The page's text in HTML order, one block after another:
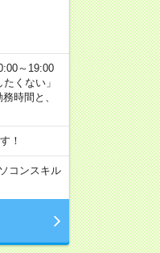
～19:00
くない」
時間と、
！
コンスキル